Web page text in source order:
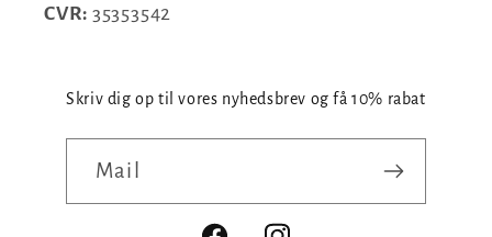
CVR: 35353542
Skriv dig op til vores nyhedsbrev og få 10% rabat
Mail